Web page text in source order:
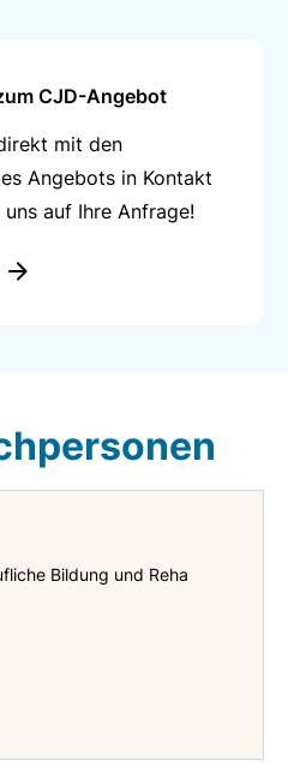
CJD-Angebot
mit den
Angebots in Kontakt
auf Ihre Anfrage!
Bildung und Reha